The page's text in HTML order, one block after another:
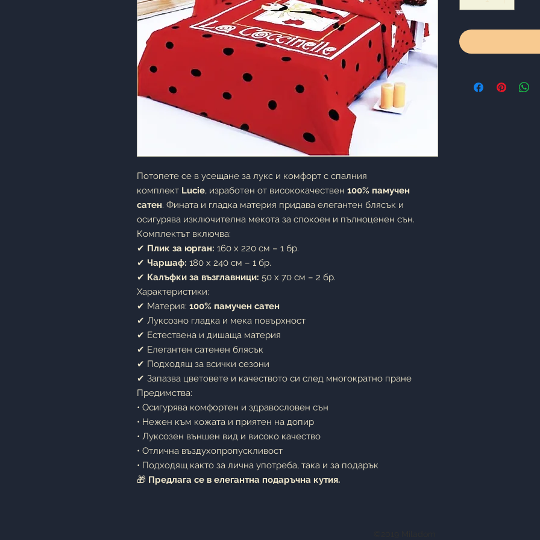
Потопете се в усещане за лукс и комфорт с спалния
комплект Lucie, изработен от висококачествен 100% памучен
сатен. Фината и гладка материя придава елегантен блясък и
осигурява изключителна мекота за спокоен и пълноценен сън.
Комплектът включва:
✔ Плик за юрган: 160 x 220 см – 1 бр.
✔ Чаршаф: 180 x 240 см – 1 бр.
✔ Калъфки за възглавници: 50 x 70 см – 2 бр.
Характеристики:
✔ Материя: 100% памучен сатен
✔ Луксозно гладка и мека повърхност
✔ Естествена и дишаща материя
✔ Елегантен сатенен блясък
✔ Подходящ за всички сезони
✔ Запазва цветовете и качеството си след многократно пране
Предимства:
• Осигурява комфортен и здравословен сън
• Нежен към кожата и приятен на допир
• Луксозен външен вид и високо качество
• Отлична въздухопропускливост
• Подходящ както за лична употреба, така и за подарък
🎁 Предлага се в елегантна подаръчна кутия.